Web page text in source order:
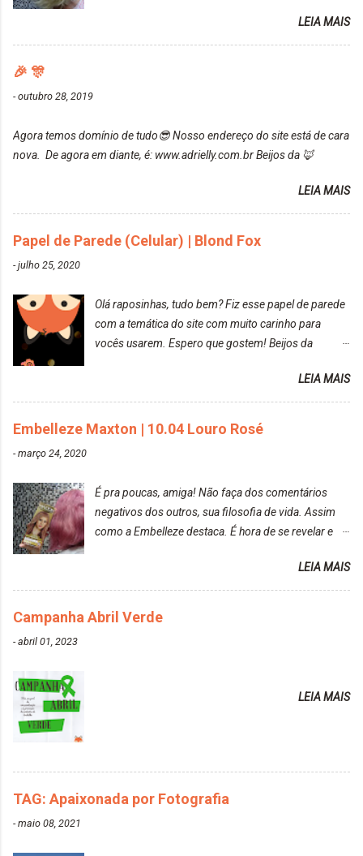
ressaltar que meu cabelo estava platinado. O tom
ficou um rosa antigo, cobriu muito bem e não
de inúmeras lavagens, meu cabelo teve um bom
desbotamento da cor, ele ficou um rosa bem suave,
DekapColor. Adorei o resultado da limpeza. Ficou
DekapColor "Minha mãe é lindaaaaa" Para quem
não conhece, o DekapColor é um p...
LEIA MAIS
🎉 🎊
-outubro 28, 2019
Agora temos domínio de tudo😎 Nosso endereço do site está de cara
nova. De agora em diante, é: www.adrielly.com.br Beijos da 🦊
LEIA MAIS
Papel de Parede (Celular) | Blond Fox
-julho 25, 2020
Olá raposinhas, tudo bem? Fiz esse papel de parede
com a temática do site com muito carinho para
vocês usarem. Espero que gostem! Beijos da
LEIA MAIS
Embelleze Maxton | 10.04 Louro Rosé
-março 24, 2020
É pra poucas, amiga! Não faça dos comentários
negativos dos outros, sua filosofia de vida. Assim
como a Embelleze destaca. É hora de se revelar e
vip Maxton liberdade para ser mais você Loiro Rosé
10.04. Após 30 minutos no cabelo, retirei o excesso
da tintura no banho e notei que os fios estavam
LIBERDADE PARA SER MAIS VOCÊ 10.04 LOURO
LEIA MAIS
Campanha Abril Verde
-abril 01, 2023
LEIA MAIS
TAG: Apaixonada por Fotografia
-maio 08, 2021